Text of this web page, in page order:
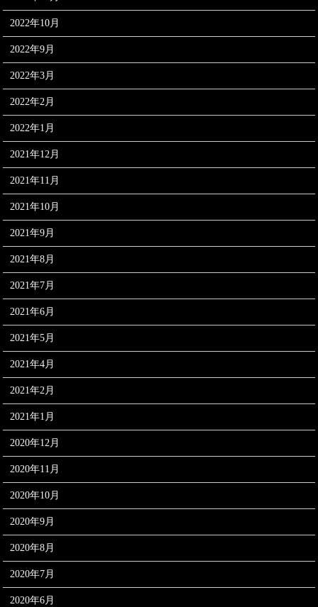
2022年10月
2022年9月
2022年3月
2022年2月
2022年1月
2021年12月
2021年11月
2021年10月
2021年9月
2021年8月
2021年7月
2021年6月
2021年5月
2021年4月
2021年2月
2021年1月
2020年12月
2020年11月
2020年10月
2020年9月
2020年8月
2020年7月
2020年6月